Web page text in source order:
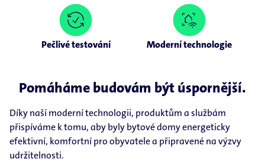
Pečlivé testování Moderní technologie
Pomáháme budovám být úspornější.
Díky naší moderní technologii, produktům a službám
přispíváme k tomu, aby byly bytové domy energeticky
efektivní, komfortní pro obyvatele a připravené na výzvy
udržitelnosti.